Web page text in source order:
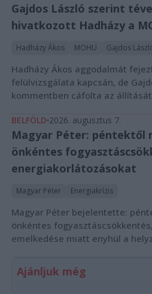
Gajdos László szerint
hivatkozott Hadházy a
Hadházy Ákos MOHU Gajdos
Hadházy Ákos aggodalmát
felülvizsgálata kapcsán, de
kommentben cáfolta az
BELFÖLD 2026. augusztus 7.
Magyar Péter: péntektől
önkéntes
energiakorlátozásokat
Magyar Péter Energiakrízis
Magyar Péter bejelentette:
önkéntes
emelkedése miatt enyhül a
Ajánljuk még